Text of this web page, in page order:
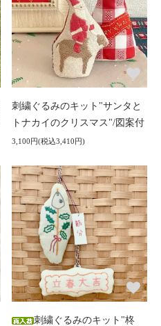
刺繍ぐるみのキット"サンタと
トナカイのクリスマス"/図案付
3,100円(税込3,410円)
刺繍ぐるみのキット"柊